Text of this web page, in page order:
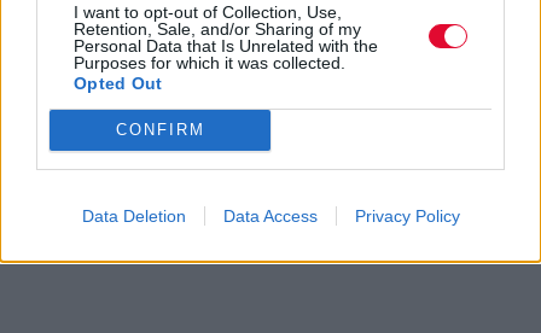
I want to opt-out of Collection, Use,
Retention, Sale, and/or Sharing of my
Personal Data that Is Unrelated with the
Purposes for which it was collected.
Opted Out
CONFIRM
Data Deletion Data Access Privacy Policy